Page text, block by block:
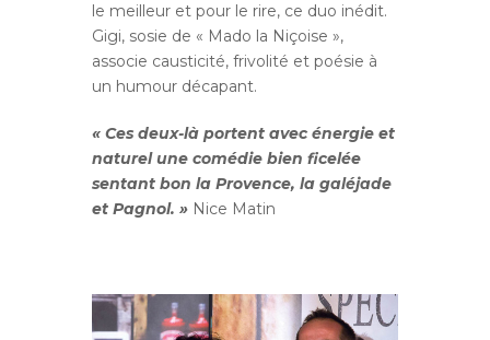
le meilleur et pour le rire, ce duo inédit.
Gigi, sosie de « Mado la Niçoise »,
associe causticité, frivolité et poésie à
un humour décapant.
« Ces deux-là portent avec énergie et
naturel une comédie bien ficelée
sentant bon la Provence, la galéjade
et Pagnol. » Nice Matin